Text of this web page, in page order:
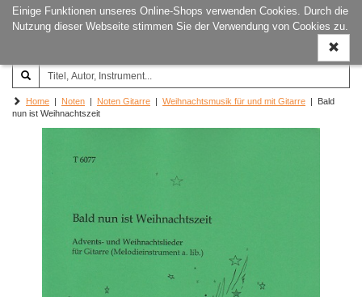
Einige Funktionen unseres Online-Shops verwenden Cookies. Durch die
Nutzung dieser Webseite stimmen Sie der Verwendung von Cookies zu.
ein-/
Joachim‐Trekel‐Musikverlag,
Hamburg
Home | Noten | Noten Gitarre | Weihnachtsmusik für und mit Gitarre | Bald
nun ist Weihnachtszeit